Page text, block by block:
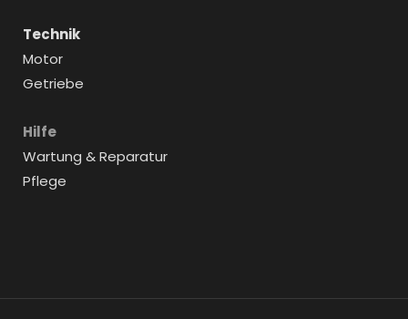
Technik
Motor
Getriebe
Hilfe
Wartung & Reparatur
Pflege